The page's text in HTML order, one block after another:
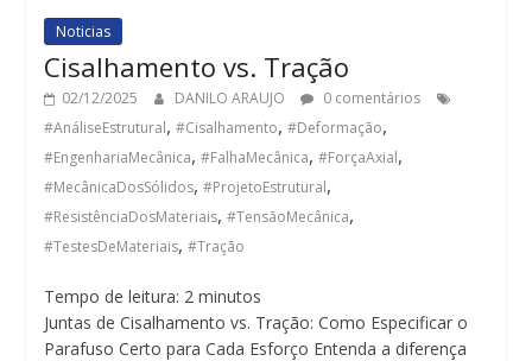
Noticias
Cisalhamento vs. Tração
02/12/2025 DANILO ARAUJO
0 comentários
#AnáliseEstrutural,#Cisalhamento,#Deformação,
#EngenhariaMecânica,#FalhaMecânica,#ForçaAxial,
#MecânicaDosSólidos,#ProjetoEstrutural,
#ResistênciaDosMateriais,#TensãoMecânica,
#TestesDeMateriais,#Tração
Tempo de leitura: 2 minutos
Juntas de Cisalhamento vs. Tração: Como Especificar o
Parafuso Certo para Cada Esforço Entenda a diferença